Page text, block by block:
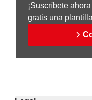
¡Suscríbete
gratis una